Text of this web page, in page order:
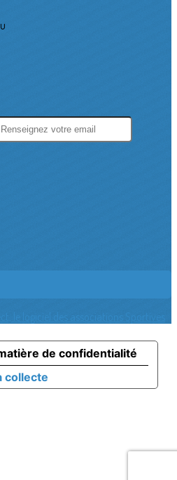
le logiciel des associations Sportives
collecte
de confidentialité